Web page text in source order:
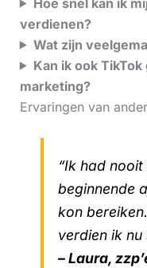
verdienen?
Wat zijn
Kan ik ook
marketing?
Ervaringen van
“Ik had
beginnende
kon
verdien ik nu
– Laura,